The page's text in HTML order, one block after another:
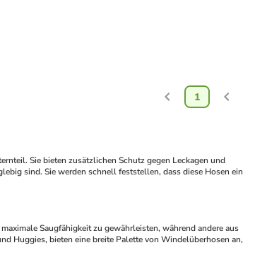
1
Sie bieten zusätzlichen Schutz gegen Leckagen und
sind. Sie werden schnell feststellen, dass diese Hosen ein
Huggies, bieten eine breite Palette von Windelüberhosen an,